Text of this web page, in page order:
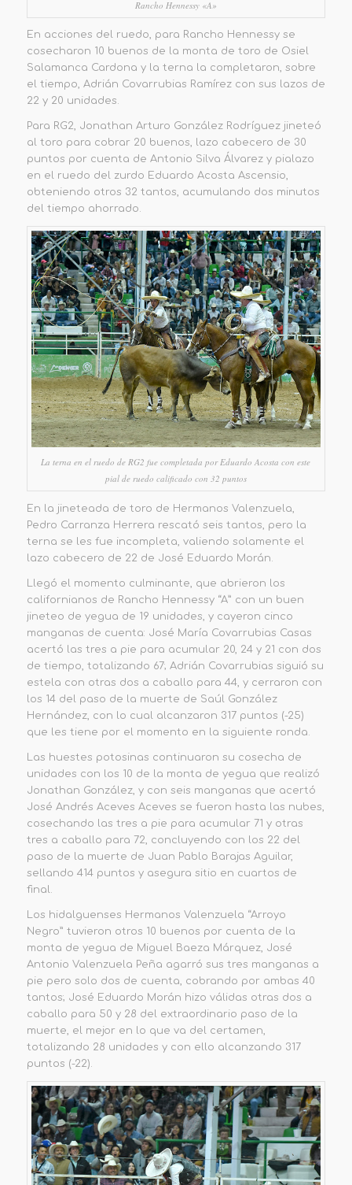
Rancho Hennessy «A»
En acciones del ruedo, para Rancho Hennessy se
cosecharon 10 buenos de la monta de toro de Osiel
Salamanca Cardona y la terna la completaron, sobre
el tiempo, Adrián Covarrubias Ramírez con sus lazos de
22 y 20 unidades.
Para RG2, Jonathan Arturo González Rodríguez jineteó
al toro para cobrar 20 buenos, lazo cabecero de 30
puntos por cuenta de Antonio Silva Álvarez y pialazo
en el ruedo del zurdo Eduardo Acosta Ascensio,
obteniendo otros 32 tantos, acumulando dos minutos
del tiempo ahorrado.
La terna en el ruedo de RG2 fue completada por Eduardo Acosta con este
pial de ruedo calificado con 32 puntos
En la jineteada de toro de Hermanos Valenzuela,
Pedro Carranza Herrera rescató seis tantos, pero la
terna se les fue incompleta, valiendo solamente el
lazo cabecero de 22 de José Eduardo Morán.
Llegó el momento culminante, que abrieron los
californianos de Rancho Hennessy “A” con un buen
jineteo de yegua de 19 unidades, y cayeron cinco
manganas de cuenta: José María Covarrubias Casas
acertó las tres a pie para acumular 20, 24 y 21 con dos
de tiempo, totalizando 67; Adrián Covarrubias siguió su
estela con otras dos a caballo para 44, y cerraron con
los 14 del paso de la muerte de Saúl González
Hernández, con lo cual alcanzaron 317 puntos (-25)
que les tiene por el momento en la siguiente ronda.
Las huestes potosinas continuaron su cosecha de
unidades con los 10 de la monta de yegua que realizó
Jonathan González, y con seis manganas que acertó
José Andrés Aceves Aceves se fueron hasta las nubes,
cosechando las tres a pie para acumular 71 y otras
tres a caballo para 72,
concluyendo con los 22 del
paso de la muerte de Juan Pablo Barajas Aguilar,
sellando 414 puntos yasegura sitio en cuartos de
final
Los hidalguenses Hermanos Valenzuela “Arroyo
Negro” tuvieron otros 10 buenos por cuenta de la
monta de yegua de Miguel Baeza Márquez, José
Antonio Valenzuela Peña agarró sus tres manganas a
pie pero solo dos de cuenta, cobrando por ambas 40
tantos; José Eduardo Morán hizo válidas otras dos a
caballo para 50 y 28 del extraordinario paso de la
muerte, el mejor en lo que va del certamen,
totalizando 28 unidades y con ello alcanzando 317
puntos (-22)